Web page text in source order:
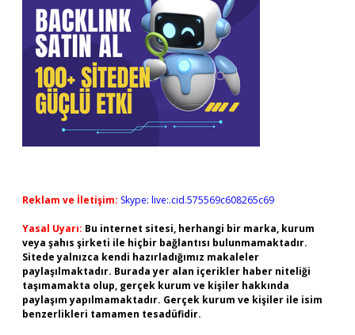
Reklam ve İletişim: Skype: live:.cid.575569c608265c69
Yasal Uyarı: Bu internet sitesi, herhangi bir marka, kurum
veya şahıs şirketi ile hiçbir bağlantısı bulunmamaktadır.
Sitede yalnızca kendi hazırladığımız makaleler
paylaşılmaktadır. Burada yer alan içerikler haber niteliği
taşımamakta olup, gerçek kurum ve kişiler hakkında
paylaşım yapılmamaktadır. Gerçek kurum ve kişiler ile isim
benzerlikleri tamamen tesadüfidir.